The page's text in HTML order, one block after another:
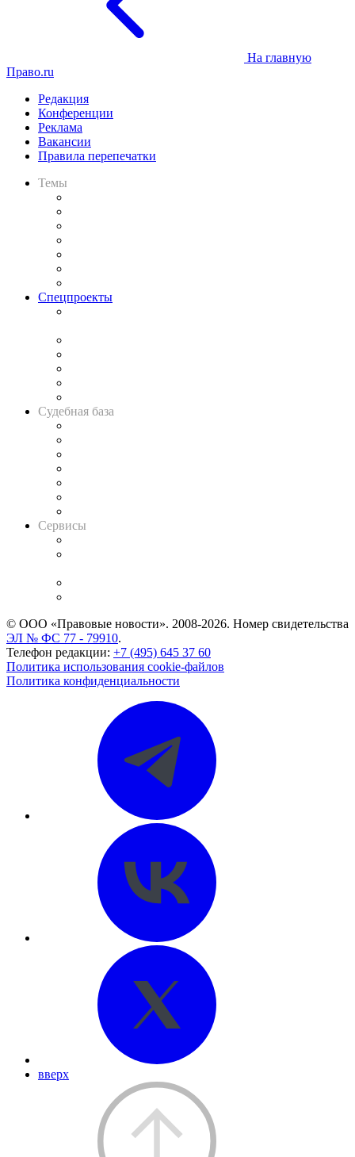
На главную
Право.ru
Редакция
Конференции
Реклама
Вакансии
Правила перепечатки
Темы
Спецпроекты
Судебная база
Сервисы
© ООО «Правовые новости». 2008-2026. Номер свидетельства
ЭЛ № ФС 77 - 79910.
Телефон редакции: +7 (495) 645 37 60
Политика использования cookie-файлов
Политика конфиденциальности
вверх